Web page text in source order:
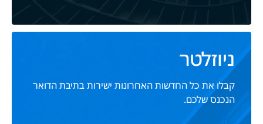
ניוזלטר
קבלו את כל החדשות האחרונות ישירות בתיבת הדואר
הנכנס שלכם.